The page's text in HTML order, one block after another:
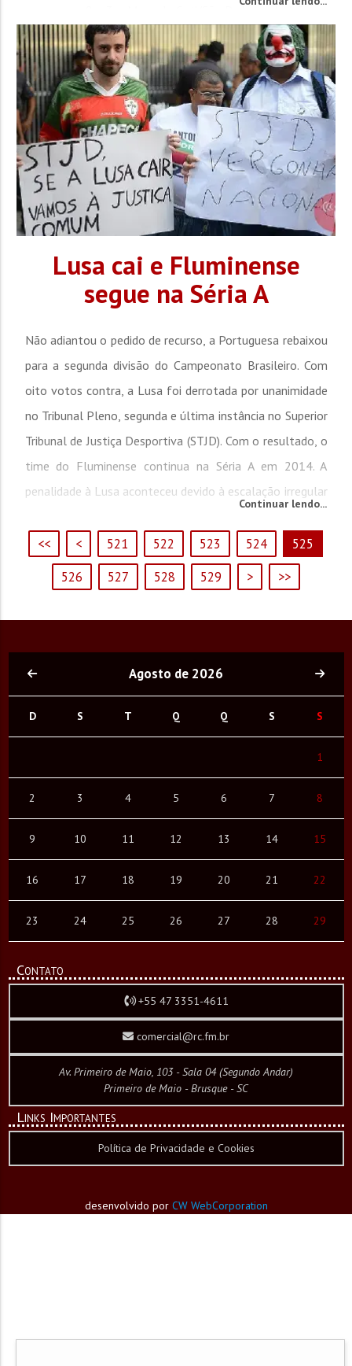
masculino...
Lusa cai e Fluminense
segue na Séria A
Não adiantou o pedido de recurso, a Portuguesa rebaixou
para a segunda divisão do Campeonato Brasileiro. Com
oito votos contra, a Lusa foi derrotada por unanimidade
no Tribunal Pleno, segunda e última instância no Superior
Tribunal de Justiça Desportiva (STJD). Com o resultado, o
time do Fluminense continua na Séria A em 2014. A
penalidade à Lusa aconteceu devido à escalação irregular
sem gols com o Grêmio. Suspenso, o meia...
Continuar lendo...
<< < 521 522 523 524
525
526
527 528 529 > >>
Agosto de 2026
D S T Q Q S S
1
2 3 4 5 6 7 8
9 10 11 12 13 14 15
16 17 18 19 20 21 22
23 24 25 26 27 28 29
Contato
+55 47 3351-4611
comercial@rc.fm.br
Av. Primeiro de Maio, 103 - Sala 04 (Segundo Andar)
Primeiro de Maio - Brusque - SC
Links Importantes
Política de Privacidade e Cookies
desenvolvido por CW WebCorporation